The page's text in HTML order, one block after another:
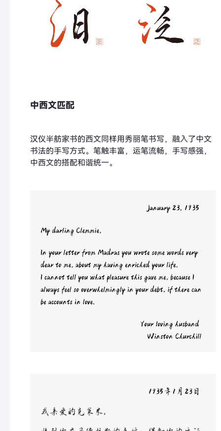
中西文匹配
汉仪半舫家书的西文同样用秀丽笔书写，融入了中文
书法的手写方式。笔触丰富，运笔流畅，手写感强，
中西文的搭配和谐统一。